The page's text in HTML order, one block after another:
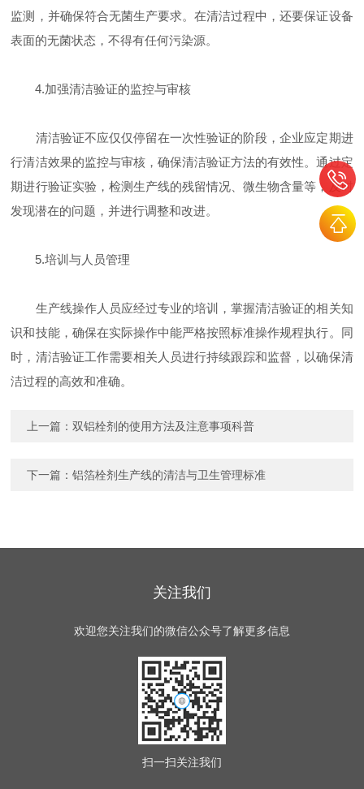
监测，并确保符合无菌生产要求。在清洁过程中，还要保证设备
表面的无菌状态，不得有任何污染源。
4.加强清洁验证的监控与审核
清洁验证不应仅仅停留在一次性验证的阶段，企业应定期进
行清洁效果的监控与审核，确保清洁验证方法的有效性。通过定
期进行验证实验，检测生产线的残留情况、微生物含量等，及时
发现潜在的问题，并进行调整和改进。
5.培训与人员管理
生产线操作人员应经过专业的培训，掌握清洁验证的相关知
识和技能，确保在实际操作中能严格按照标准操作规程执行。同
时，清洁验证工作需要相关人员进行持续跟踪和监督，以确保清
洁过程的高效和准确。
上一篇：双铝栓剂的使用方法及注意事项科普
下一篇：铝箔栓剂生产线的清洁与卫生管理标准
关注我们
欢迎您关注我们的微信公众号了解更多信息
扫一扫关注我们